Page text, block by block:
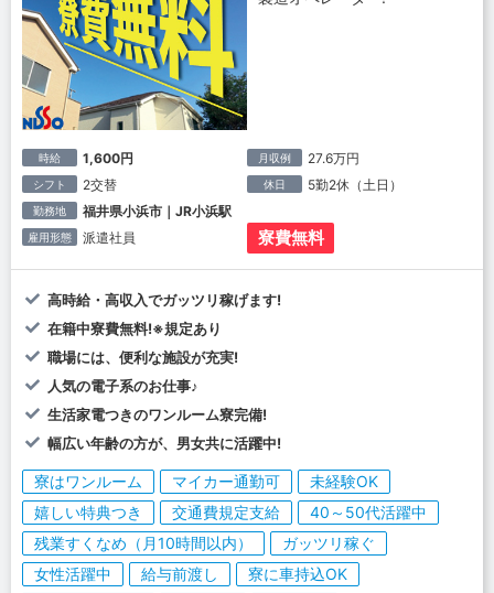
時給 1,600円 月収例 27.6万円
シフト 2交替 休日 5勤2休（土日）
勤務地 福井県小浜市｜JR小浜駅
雇用形態 派遣社員 寮費無料
高時給・高収入でガッツリ稼げます!
在籍中寮費無料!※規定あり
職場には、便利な施設が充実!
人気の電子系のお仕事♪
生活家電つきのワンルーム寮完備!
幅広い年齢の方が、男女共に活躍中!
寮はワンルーム マイカー通勤可
未経験OK
嬉しい特典つき
交通費規定支給
40～50代活躍中
残業すくなめ（月10時間以内）
ガッツリ稼ぐ
女性活躍中
給与前渡し
寮に車持込OK